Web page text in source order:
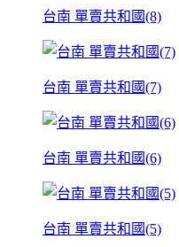
台南 單賣共和國(8)
台南 單賣共和國(7)
台南 單賣共和國(6)
台南 單賣共和國(5)